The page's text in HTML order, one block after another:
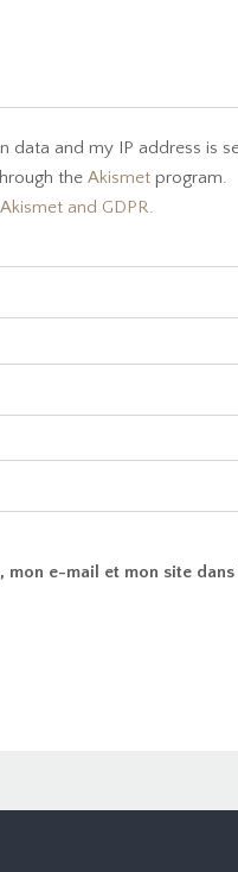
data and my IP address is
the Akismet program.
and GDPR.
mon e-mail et mon site